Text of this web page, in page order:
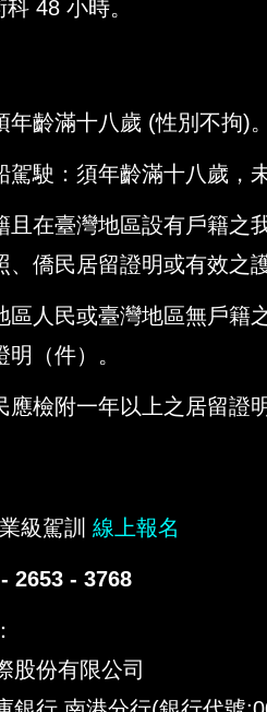
48 小時。
年齡滿十八歲 (性別不拘)
駕駛：須年齡滿十八歲，
且在臺灣地區設有戶籍之
、僑民居留證明或有效之
區人民或臺灣地區無戶籍
（件）。
應檢附一年以上之居留證
級駕訓 線上報名
2653 - 3768
股份有限公司